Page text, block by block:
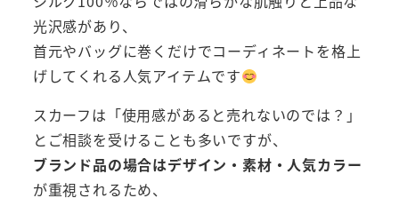
光沢感があり、
首元やバッグに巻くだけでコーディネートを格上
げしてくれる人気アイテムです
スカーフは「使用感があると売れないのでは？」
とご相談を受けることも多いですが、
ブランド品の場合はデザイン・素材・人気カラー
が重視されるため、